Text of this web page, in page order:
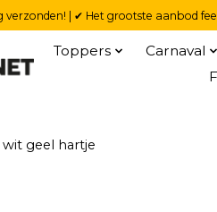
verzonden! | ✔ Het grootste aanbod
Toppers Carnaval
geel hartje